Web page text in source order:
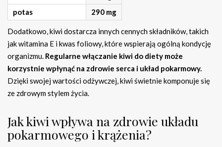
potas
290 mg
Dodatkowo, kiwi dostarcza innych cennych składników, takich
jak witamina E i kwas foliowy, które wspierają ogólną kondycję
organizmu. Regularne włączanie kiwi do diety może
korzystnie wpłynąć na zdrowie serca i układ pokarmowy.
Dzięki swojej wartości odżywczej, kiwi świetnie komponuje się
ze zdrowym stylem życia.
Jak kiwi wpływa na zdrowie układu
pokarmowego i krążenia?